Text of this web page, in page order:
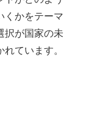
くかをテーマ
択が国家の未
ています。